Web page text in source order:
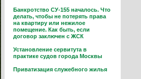
Банкротство СУ-155 началось. Что
делать, чтобы не потерять права
на квартиру или нежилое
помещение. Как быть, если
договор заключен с ЖСК
Установление сервитута в
практике судов города Москвы
Приватизация служебного жилья